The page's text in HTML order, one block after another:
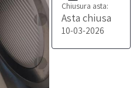
Chiusura asta:
Asta chiusa
10-03-2026